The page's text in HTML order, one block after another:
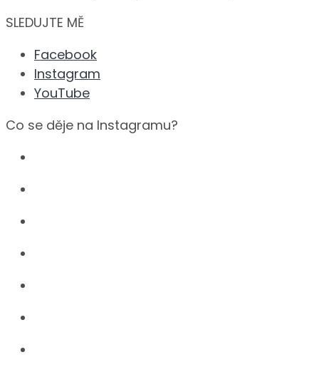
SLEDUJTE MĚ
Facebook
Instagram
YouTube
Co se děje na Instagramu?